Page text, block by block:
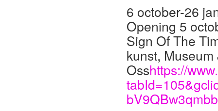
6 october-26
Opening 5
Sign Of The
kunst,
Osshttps://